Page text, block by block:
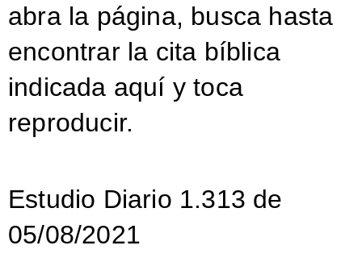
abra la página, busca hasta
encontrar la cita bíblica
indicada aquí y toca
reproducir.
Estudio Diario 1.313 de
05/08/2021